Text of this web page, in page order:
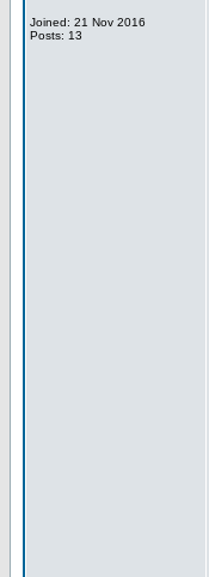
Joined: 21 Nov 2016
Posts: 13